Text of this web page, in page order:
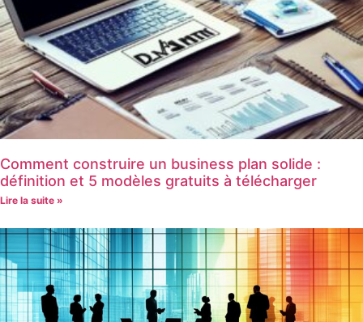
Comment construire un business plan solide :
définition et 5 modèles gratuits à télécharger
Lire la suite »